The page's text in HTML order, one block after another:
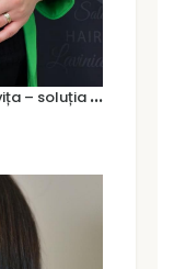
T
ratament hidratare păr Dumbrăvița – soluția pentru un păr moale, strălucitor și sănătos